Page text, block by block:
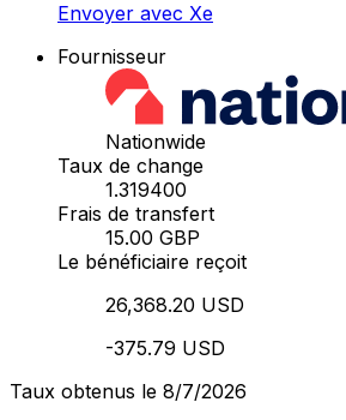
Envoyer avec Xe
Fournisseur
Nationwide
Taux de change
1.319400
Frais de transfert
15.00 GBP
Le bénéficiaire reçoit
26,368.20 USD
-375.79 USD
Taux obtenus le 8/7/2026